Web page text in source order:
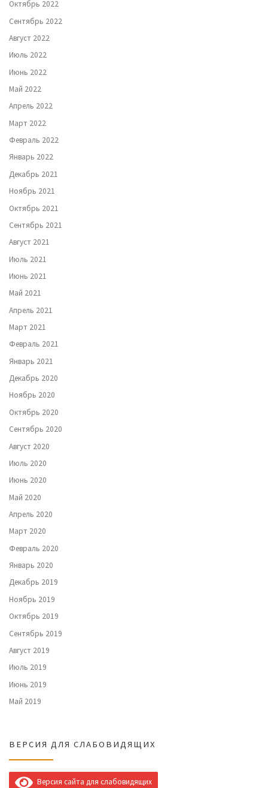
Октябрь 2022
Сентябрь 2022
Август 2022
Июль 2022
Июнь 2022
Май 2022
Апрель 2022
Март 2022
Февраль 2022
Январь 2022
Декабрь 2021
Ноябрь 2021
Октябрь 2021
Сентябрь 2021
Август 2021
Июль 2021
Июнь 2021
Май 2021
Апрель 2021
Март 2021
Февраль 2021
Январь 2021
Декабрь 2020
Ноябрь 2020
Октябрь 2020
Сентябрь 2020
Август 2020
Июль 2020
Июнь 2020
Май 2020
Апрель 2020
Март 2020
Февраль 2020
Январь 2020
Декабрь 2019
Ноябрь 2019
Октябрь 2019
Сентябрь 2019
Август 2019
Июль 2019
Июнь 2019
Май 2019
ВЕРСИЯ ДЛЯ СЛАБОВИДЯЩИХ
Версия сайта для слабовидящих